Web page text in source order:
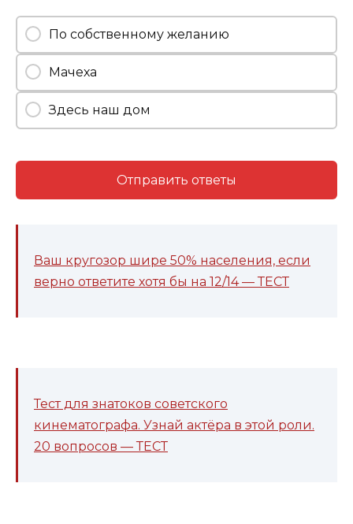
По собственному желанию
Мачеха
Здесь наш дом
Отправить ответы
Ваш кругозор шире 50% населения, если
верно ответите хотя бы на 12/14 — ТЕСТ
Тест для знатоков советского
кинематографа. Узнай актёра в этой роли.
20 вопросов — ТЕСТ